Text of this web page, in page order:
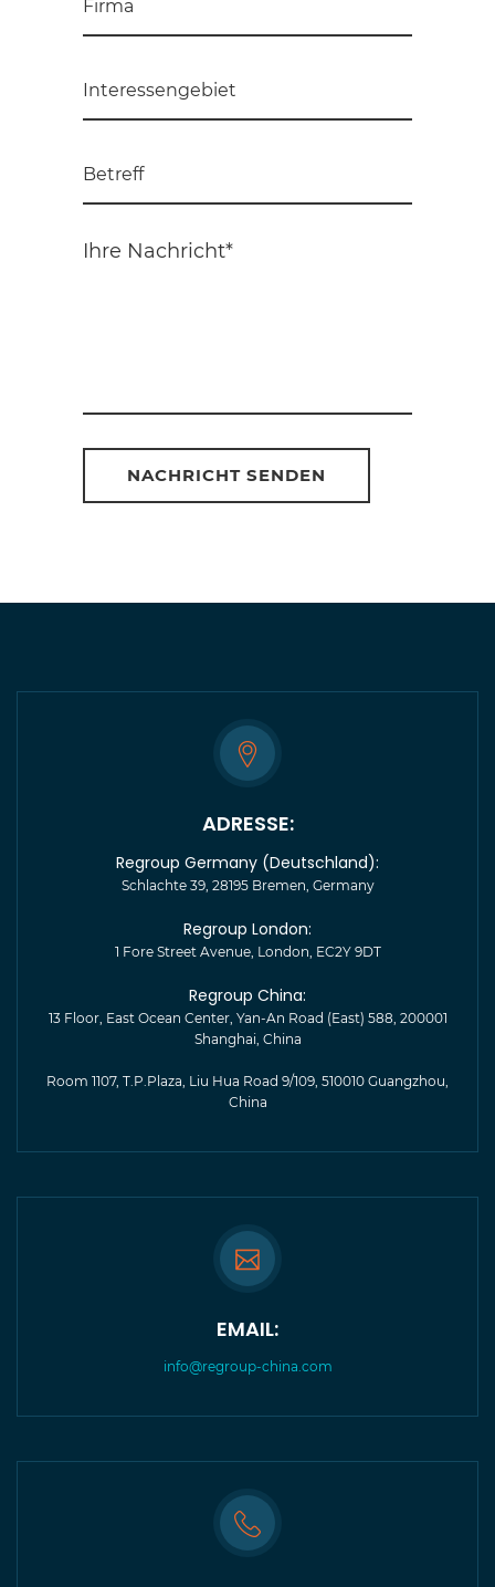
ADRESSE:
Regroup Germany (Deutschland):
Schlachte 39, 28195 Bremen, Germany
Regroup London:
1 Fore Street Avenue, London, EC2Y 9DT
Regroup China:
13 Floor, East Ocean Center, Yan-An Road (East) 588, 200001
Shanghai, China
Room 1107, T.P.Plaza, Liu Hua Road 9/109, 510010 Guangzhou,
China
EMAIL:
info@regroup-china.com